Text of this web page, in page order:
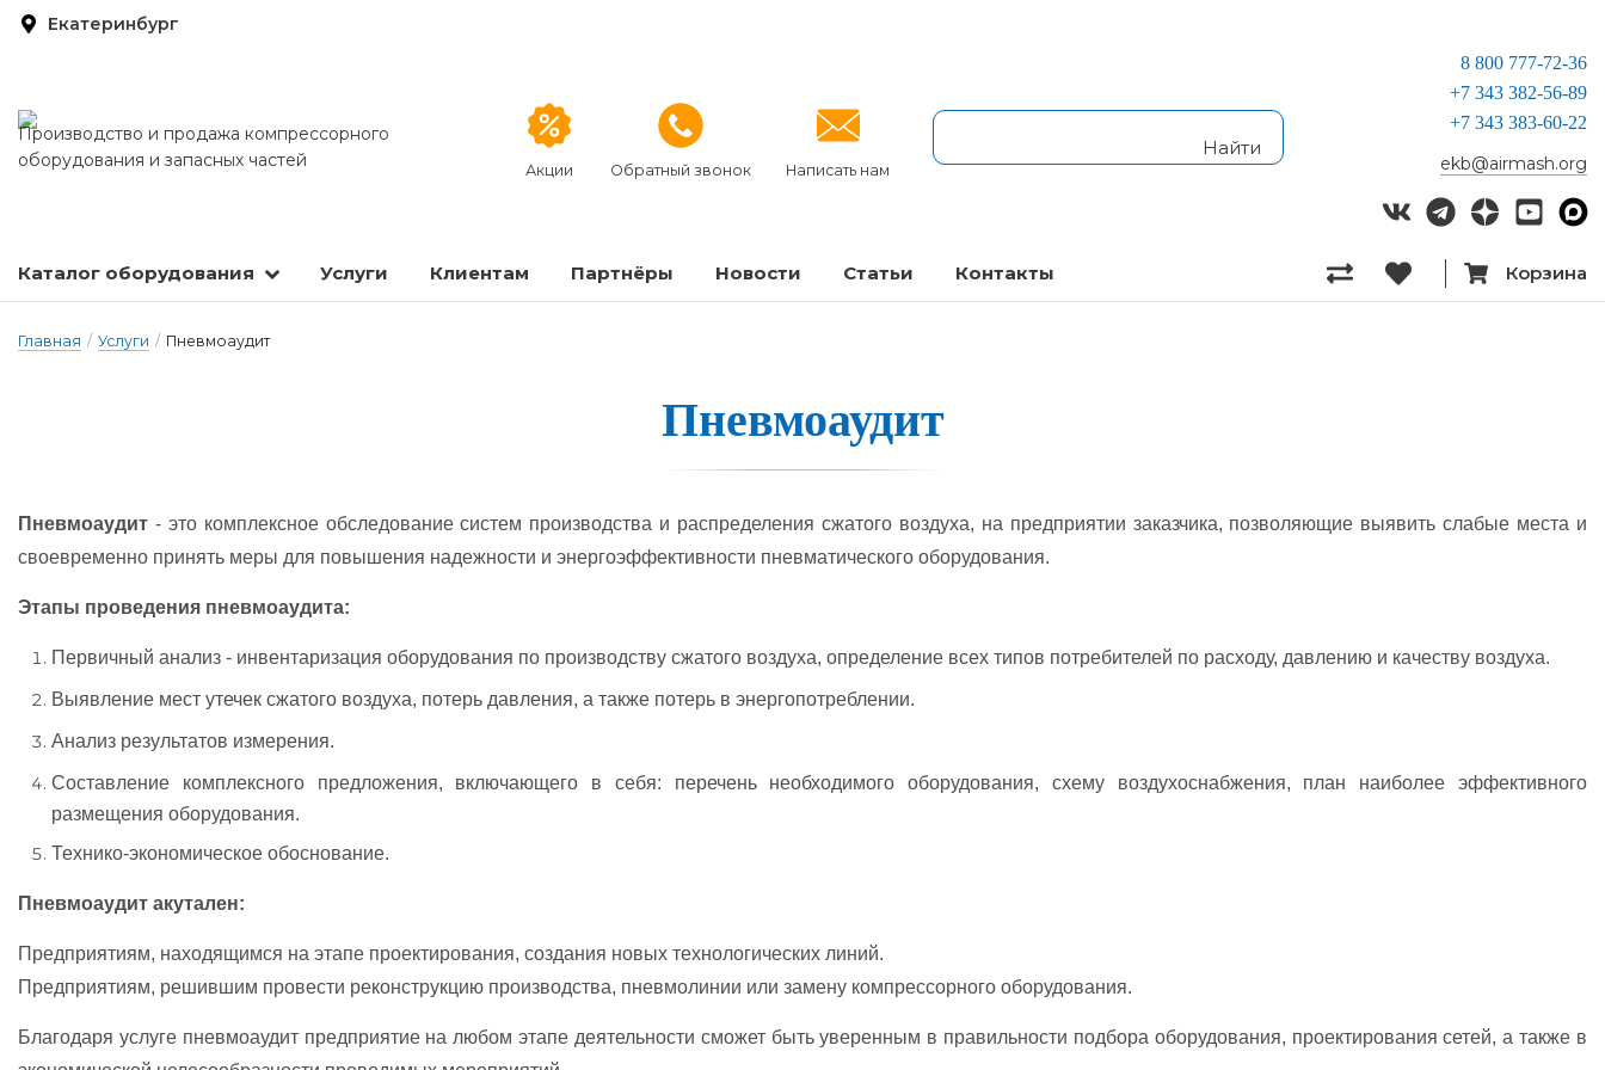
Екатеринбург
Производство и продажа компрессорного
оборудования и запасных частей
Акции Обратный звонок Написать нам
8 800 777-72-36
+7 343 382-56-89
+7 343 383-60-22
ekb@airmash.org
Каталог оборудования Услуги Клиентам Партнёры Новости Статьи Контакты Корзина
Главная / Услуги / Пневмоаудит
Пнев­мо­ау­дит
Пневмоаудит - это комплексное обследование систем производства и распределения сжатого воздуха, на предприятии заказчика, позволяющие выявить слабые места и
своевременно принять меры для повышения надежности и энергоэффективности пневматического оборудования.
Этапы проведения пневмоаудита:
Первичный анализ - инвентаризация оборудования по производству сжатого воздуха, определение всех типов потребителей по расходу, давлению и качеству воздуха.
Выявление мест утечек сжатого воздуха, потерь давления, а также потерь в энергопотреблении.
Анализ результатов измерения.
Составление комплексного предложения, включающего в себя: перечень необходимого оборудования, схему воздухоснабжения, план наиболее эффективного
размещения оборудования.
Технико-экономическое обоснование.
Пневмоаудит акутален:
Предприятиям, находящимся на этапе проектирования, создания новых технологических линий.
Предприятиям, решившим провести реконструкцию производства, пневмолинии или замену компрессорного оборудования.
Благодаря услуге пневмоаудит предприятие на любом этапе деятельности сможет быть уверенным в правильности подбора оборудования, проектирования сетей, а также в